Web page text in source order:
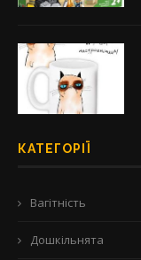
КАТЕГОРІЇ
Вагітність
Дошкільнята